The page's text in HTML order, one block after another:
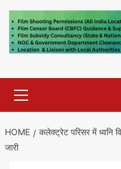
Menu
HOME
कलेक्ट्रेट परिसर में ध्वनि
जारी